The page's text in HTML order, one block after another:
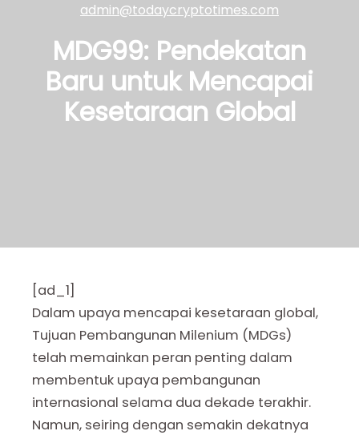
admin@todaycryptotimes.com
MDG99: Pendekatan
Baru untuk Mencapai
Kesetaraan Global
[ad_1]
Dalam upaya mencapai kesetaraan global,
Tujuan Pembangunan Milenium (MDGs)
telah memainkan peran penting dalam
membentuk upaya pembangunan
internasional selama dua dekade terakhir.
Namun, seiring dengan semakin dekatnya